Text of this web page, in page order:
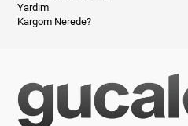
Yardım
Kargom Nerede?